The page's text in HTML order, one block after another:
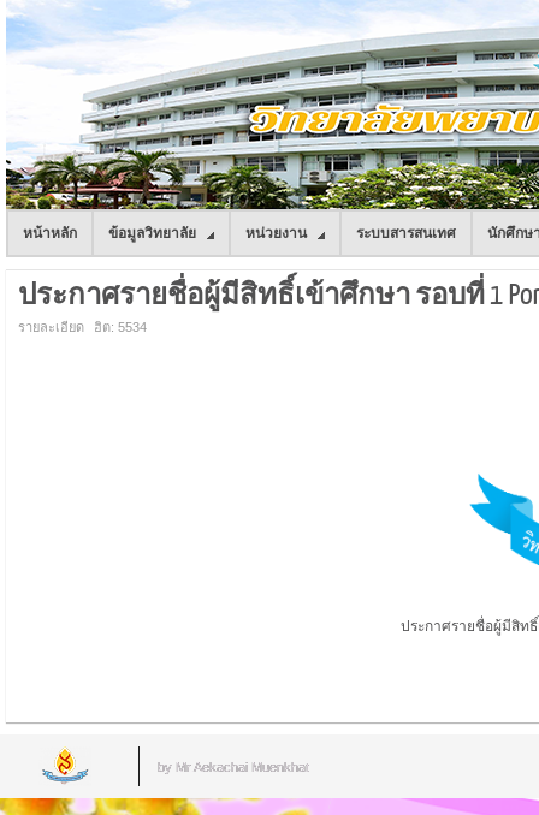
หน้าหลัก ข้อมูลวิทยาลัย หน่วยงาน ระบบสารสนเทศ นักศึกษ
ประกาศรายชื่อผู้มีสิทธิ์เข้าศึกษา รอบที่ 1
รายละเอียด ฮิต: 5534
ประกาศรายชื่อผู้มีสิท
by Mr.Aekachai Muenkhat